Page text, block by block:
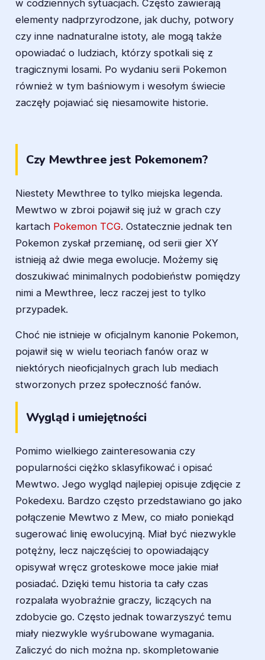
w codziennych sytuacjach. Często zawierają
elementy nadprzyrodzone, jak duchy, potwory
czy inne nadnaturalne istoty, ale mogą także
opowiadać o ludziach, którzy spotkali się z
tragicznymi losami. Po wydaniu serii Pokemon
również w tym baśniowym i wesołym świecie
zaczęły pojawiać się niesamowite historie.
Czy Mewthree jest Pokemonem?
Niestety Mewthree to tylko miejska legenda.
Mewtwo w zbroi pojawił się już w grach czy
kartach Pokemon TCG. Ostatecznie jednak ten
Pokemon zyskał przemianę, od serii gier XY
istnieją aż dwie mega ewolucje. Możemy się
doszukiwać minimalnych podobieństw pomiędzy
nimi a Mewthree, lecz raczej jest to tylko
przypadek.
Choć nie istnieje w oficjalnym kanonie Pokemon,
pojawił się w wielu teoriach fanów oraz w
niektórych nieoficjalnych grach lub mediach
stworzonych przez społeczność fanów.
Wygląd i umiejętności
Pomimo wielkiego zainteresowania czy
popularności ciężko sklasyfikować i opisać
Mewtwo. Jego wygląd najlepiej opisuje zdjęcie z
Pokedexu. Bardzo często przedstawiano go jako
połączenie Mewtwo z Mew, co miało poniekąd
sugerować linię ewolucyjną. Miał być niezwykle
potężny, lecz najczęściej to opowiadający
opisywał wręcz groteskowe moce jakie miał
posiadać. Dzięki temu historia ta cały czas
rozpalała wyobraźnie graczy, liczących na
zdobycie go. Często jednak towarzyszyć temu
miały niezwykle wyśrubowane wymagania.
Zaliczyć do nich można np. skompletowanie